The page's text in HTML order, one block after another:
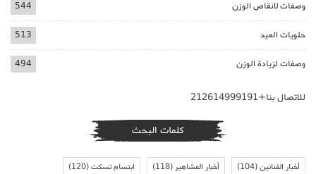
وصفات لانقاص الوزن 544
حلويات العيد 513
وصفات لزيادة الوزن 494
للاتصال بنا+212614999191
كلمات البحث
أخبار الفنانين(104) أخبار المشاهير(118) ابتسام تسكت(120)